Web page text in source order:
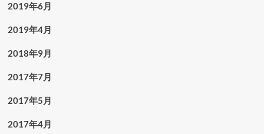
2019年6月
2019年4月
2018年9月
2017年7月
2017年5月
2017年4月